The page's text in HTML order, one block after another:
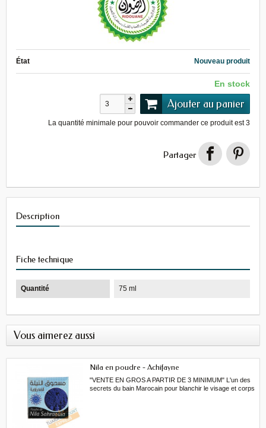
État Nouveau produit
En stock
Ajouter au panier
La quantité minimale pour pouvoir commander ce produit est3
Partager
Description
Fiche technique
Quantité 75 ml
Vous aimerez aussi
Nila en poudre - Achifayne
"VENTE EN GROS A PARTIR DE 3 MINIMUM" L'un des
secrets du bain Marocain pour blanchir le visage et corps